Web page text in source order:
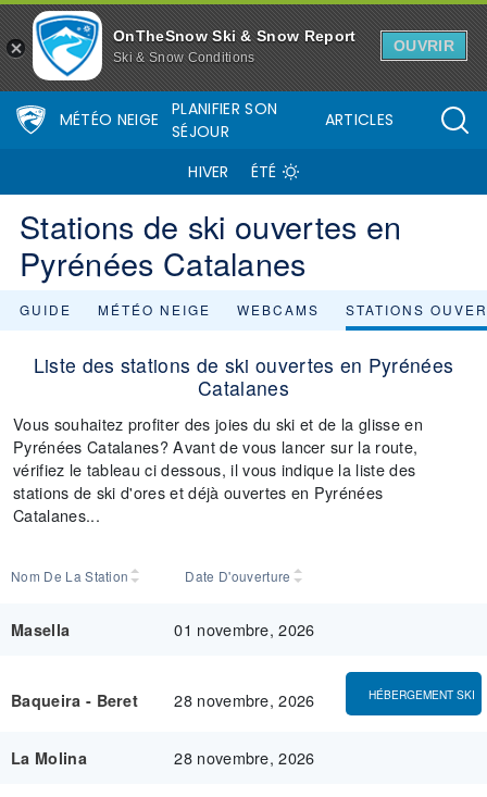
OnTheSnow Ski & Snow Report
Ski & Snow Conditions
OUVRIR
MÉTÉO NEIGE
PLANIFIER SON
SÉJOUR
ARTICLES
HIVER ÉTÉ
Stations de ski ouvertes en
Pyrénées Catalanes
GUIDE MÉTÉO NEIGE WEBCAMS STATIONS
Liste des stations de ski ouvertes en Pyrénées
Catalanes
Vous souhaitez profiter des joies du ski et de la glisse en
Pyrénées Catalanes? Avant de vous lancer sur la route,
vérifiez le tableau ci dessous, il vous indique la liste des
stations de ski d'ores et déjà ouvertes en Pyrénées
Catalanes...
Nom De La Station Date D'ouverture
Masella 01 novembre, 2026
Baqueira - Beret 28 novembre, 2026 HÉBERGEMENT SKI
La Molina 28 novembre, 2026